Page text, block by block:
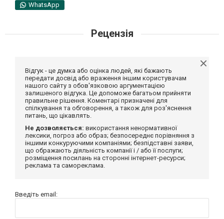
WhatsApp
Рецензія
Відгук - це думка або оцінка людей, які бажають
передати досвід або враження іншим користувачам
нашого сайту з обов'язковою аргументацією
залишеного відгука. Це допоможе багатьом прийняти
правильне рішення. Коментарі призначені для
спілкування та обговорення, а також для роз'яснення
питань, що цікавлять.
Не дозволяється: використання ненормативної
лексики, погроз або образ; безпосереднє порівняння з
іншими конкуруючими компаніями; безпідставні заяви,
що ображають діяльність компанії і / або її послуги;
розміщення посилань на сторонні інтернет-ресурси;
реклама та самореклама.
Введіть email: